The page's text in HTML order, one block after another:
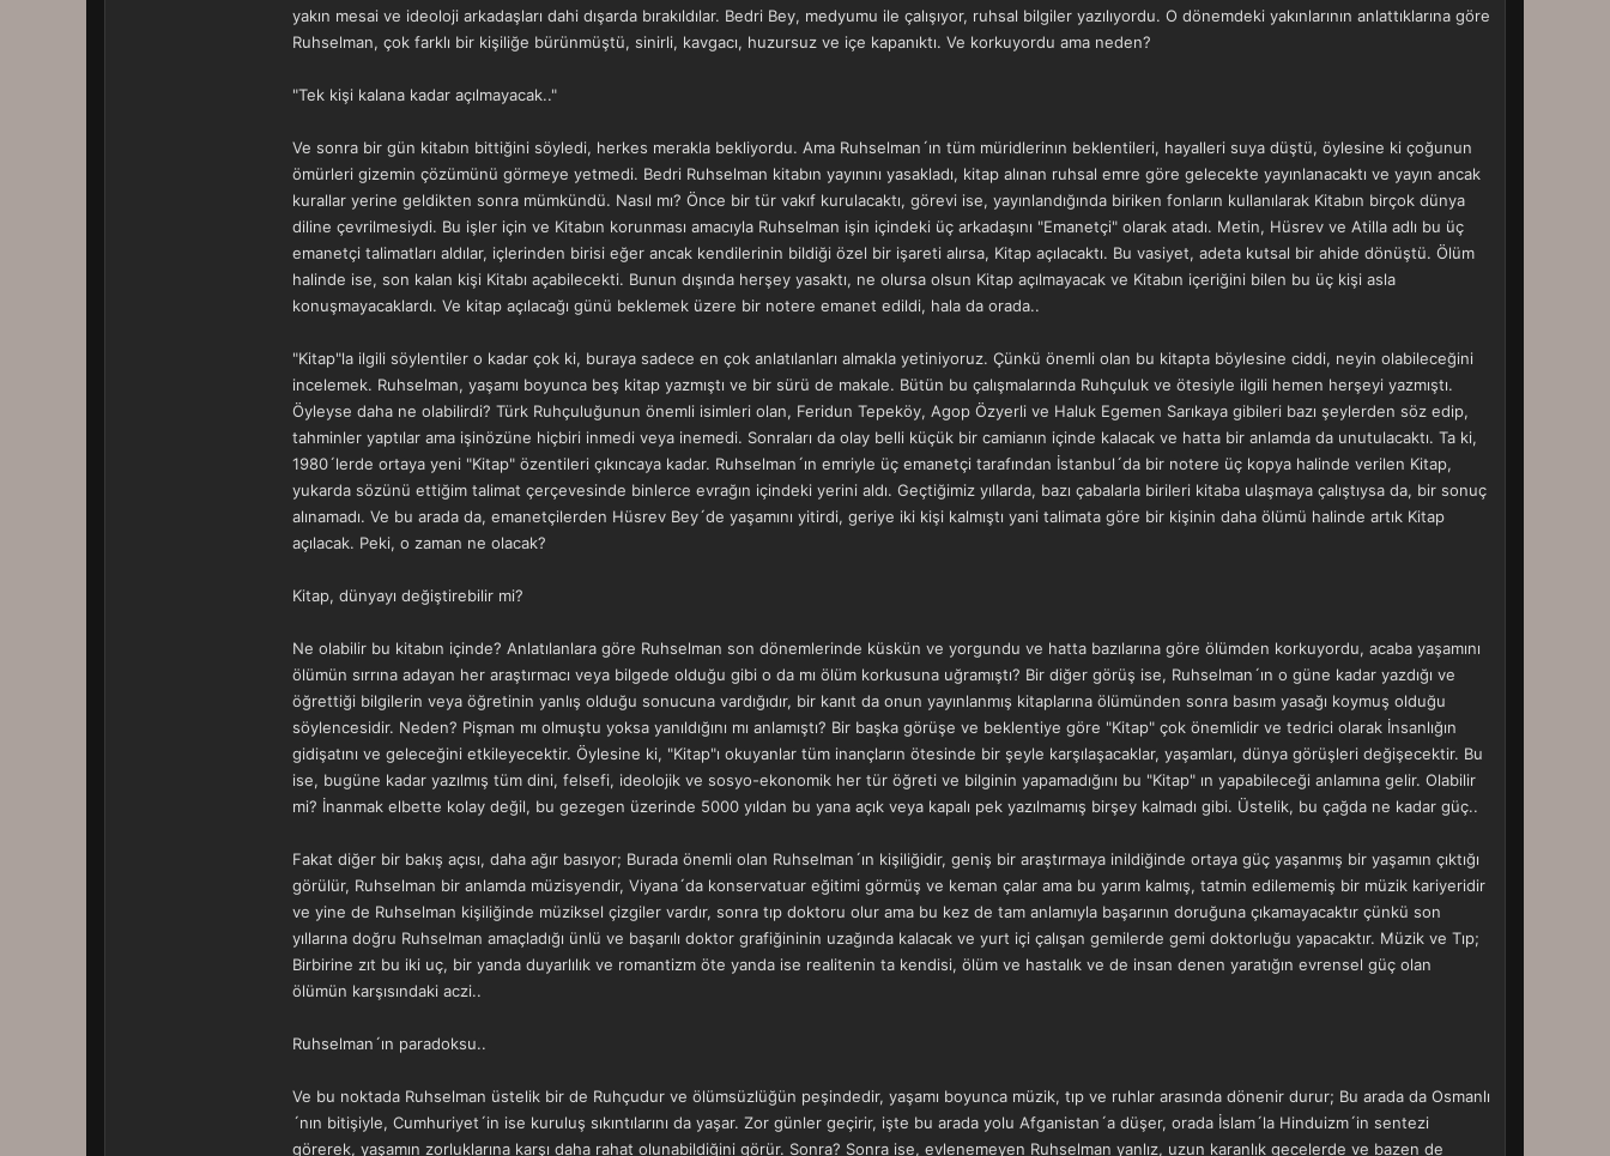
yakın mesai ve ideoloji arkadaşları dahi dışarda bırakıldılar. Bedri Bey, medyumu ile çalışıyor, ruhsal bilgiler yazılıyordu. O dönemdeki yakınlarının anlattıklarına göre
Ruhselman, çok farklı bir kişiliğe bürünmüştü, sinirli, kavgacı, huzursuz ve içe kapanıktı. Ve korkuyordu ama neden?
"Tek kişi kalana kadar açılmayacak.."
Ve sonra bir gün kitabın bittiğini söyledi, herkes merakla bekliyordu. Ama Ruhselman´ın tüm müridlerinın beklentileri, hayalleri suya düştü, öylesine ki çoğunun
ömürleri gizemin çözümünü görmeye yetmedi. Bedri Ruhselman kitabın yayınını yasakladı, kitap alınan ruhsal emre göre gelecekte yayınlanacaktı ve yayın ancak
kurallar yerine geldikten sonra mümkündü. Nasıl mı? Önce bir tür vakıf kurulacaktı, görevi ise, yayınlandığında biriken fonların kullanılarak Kitabın birçok dünya
diline çevrilmesiydi. Bu işler için ve Kitabın korunması amacıyla Ruhselman işin içindeki üç arkadaşını "Emanetçi" olarak atadı. Metin, Hüsrev ve Atilla adlı bu üç
emanetçi talimatları aldılar, içlerinden birisi eğer ancak kendilerinin bildiği özel bir işareti alırsa, Kitap açılacaktı. Bu vasiyet, adeta kutsal bir ahide dönüştü. Ölüm
halinde ise, son kalan kişi Kitabı açabilecekti. Bunun dışında herşey yasaktı, ne olursa olsun Kitap açılmayacak ve Kitabın içeriğini bilen bu üç kişi asla
konuşmayacaklardı. Ve kitap açılacağı günü beklemek üzere bir notere emanet edildi, hala da orada..
"Kitap"la ilgili söylentiler o kadar çok ki, buraya sadece en çok anlatılanları almakla yetiniyoruz. Çünkü önemli olan bu kitapta böylesine ciddi, neyin olabileceğini
incelemek. Ruhselman, yaşamı boyunca beş kitap yazmıştı ve bir sürü de makale. Bütün bu çalışmalarında Ruhçuluk ve ötesiyle ilgili hemen herşeyi yazmıştı.
Öyleyse daha ne olabilirdi? Türk Ruhçuluğunun önemli isimleri olan, Feridun Tepeköy, Agop Özyerli ve Haluk Egemen Sarıkaya gibileri bazı şeylerden söz edip,
tahminler yaptılar ama işinözüne hiçbiri inmedi veya inemedi. Sonraları da olay belli küçük bir camianın içinde kalacak ve hatta bir anlamda da unutulacaktı. Ta ki,
1980´lerde ortaya yeni "Kitap" özentileri çıkıncaya kadar. Ruhselman´ın emriyle üç emanetçi tarafından İstanbul´da bir notere üç kopya halinde verilen Kitap,
yukarda sözünü ettiğim talimat çerçevesinde binlerce evrağın içindeki yerini aldı. Geçtiğimiz yıllarda, bazı çabalarla birileri kitaba ulaşmaya çalıştıysa da, bir sonuç
alınamadı. Ve bu arada da, emanetçilerden Hüsrev Bey´de yaşamını yitirdi, geriye iki kişi kalmıştı yani talimata göre bir kişinin daha ölümü halinde artık Kitap
açılacak. Peki, o zaman ne olacak?
Kitap, dünyayı değiştirebilir mi?
Ne olabilir bu kitabın içinde? Anlatılanlara göre Ruhselman son dönemlerinde küskün ve yorgundu ve hatta bazılarına göre ölümden korkuyordu, acaba yaşamını
ölümün sırrına adayan her araştırmacı veya bilgede olduğu gibi o da mı ölüm korkusuna uğramıştı? Bir diğer görüş ise, Ruhselman´ın o güne kadar yazdığı ve
öğrettiği bilgilerin veya öğretinin yanlış olduğu sonucuna vardığıdır, bir kanıt da onun yayınlanmış kitaplarına ölümünden sonra basım yasağı koymuş olduğu
söylencesidir. Neden? Pişman mı olmuştu yoksa yanıldığını mı anlamıştı? Bir başka görüşe ve beklentiye göre "Kitap" çok önemlidir ve tedrici olarak İnsanlığın
gidişatını ve geleceğini etkileyecektir. Öylesine ki, "Kitap"ı okuyanlar tüm inançların ötesinde bir şeyle karşılaşacaklar, yaşamları, dünya görüşleri değişecektir. Bu
ise, bugüne kadar yazılmış tüm dini, felsefi, ideolojik ve sosyo-ekonomik her tür öğreti ve bilginin yapamadığını bu "Kitap" ın yapabileceği anlamına gelir. Olabilir
mi? İnanmak elbette kolay değil, bu gezegen üzerinde 5000 yıldan bu yana açık veya kapalı pek yazılmamış birşey kalmadı gibi. Üstelik, bu çağda ne kadar güç..
Fakat diğer bir bakış açısı, daha ağır basıyor; Burada önemli olan Ruhselman´ın kişiliğidir, geniş bir araştırmaya inildiğinde ortaya güç yaşanmış bir yaşamın çıktığı
görülür, Ruhselman bir anlamda müzisyendir, Viyana´da konservatuar eğitimi görmüş ve keman çalar ama bu yarım kalmış, tatmin edilememiş bir müzik kariyeridir
ve yine de Ruhselman kişiliğinde müziksel çizgiler vardır, sonra tıp doktoru olur ama bu kez de tam anlamıyla başarının doruğuna çıkamayacaktır çünkü son
yıllarına doğru Ruhselman amaçladığı ünlü ve başarılı doktor grafiğininin uzağında kalacak ve yurt içi çalışan gemilerde gemi doktorluğu yapacaktır. Müzik ve Tıp;
Birbirine zıt bu iki uç, bir yanda duyarlılık ve romantizm öte yanda ise realitenin ta kendisi, ölüm ve hastalık ve de insan denen yaratığın evrensel güç olan
ölümün karşısındaki aczi..
Ruhselman´ın paradoksu..
Ve bu noktada Ruhselman üstelik bir de Ruhçudur ve ölümsüzlüğün peşindedir, yaşamı boyunca müzik, tıp ve ruhlar arasında dönenir durur; Bu arada da Osmanlı
´nın bitişiyle, Cumhuriyet´in ise kuruluş sıkıntılarını da yaşar. Zor günler geçirir, işte bu arada yolu Afganistan´a düşer, orada İslam´la Hinduizm´in sentezi
görerek, yaşamın zorluklarına karşı daha rahat olunabildiğini görür. Sonra? Sonra ise, evlenemeyen Ruhselman yanlız, uzun karanlık gecelerde ve bazen de